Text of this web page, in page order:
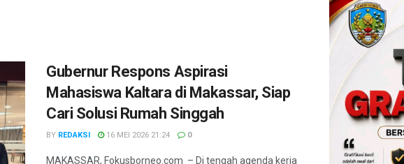
Gubernur Respons Aspirasi
Mahasiswa Kaltara di Makassar, Siap
Cari Solusi Rumah Singgah
BY REDAKSI 16 MEI 2026 21:24 0
MAKASSAR, Fokusborneo.com – Di tengah agenda kerja